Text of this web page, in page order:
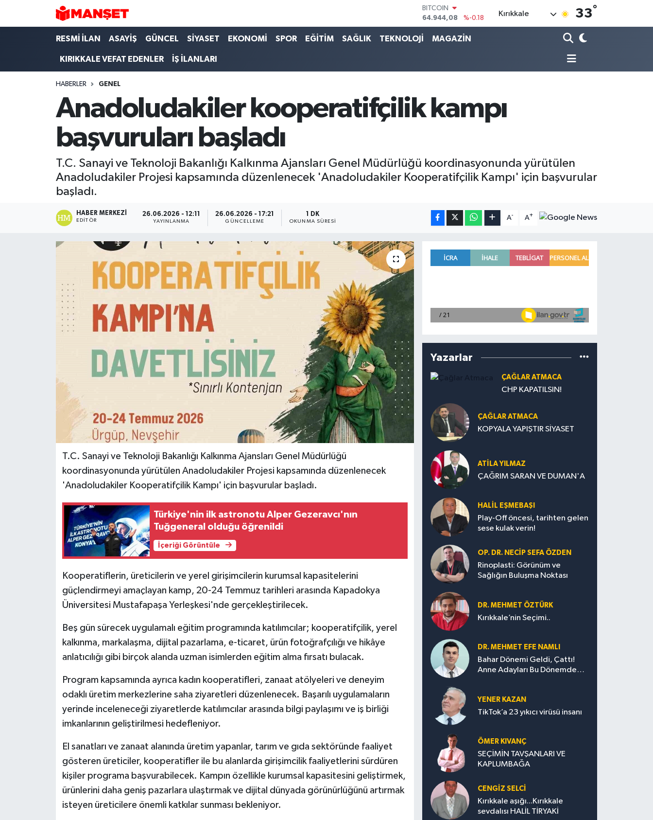
DOLAR
47,7436
%0.18
55,2510
%0.32
GRAM ALTIN
Kırıkkale 33°
RESMİ İLAN ASAYİŞ GÜNCEL SİYASET EKONOMİ SPOR EĞİTİM SAĞLIK TEKNOLOJİ MAGAZİN
KIRIKKALE VEFAT EDENLER İŞ İLANLARI
HABERLER GENEL
Anadoludakiler kooperatifçilik kampı
başvuruları başladı
T.C. Sanayi ve Teknoloji Bakanlığı Kalkınma Ajansları Genel Müdürlüğü koordinasyonunda yürütülen
Anadoludakiler Projesi kapsamında düzenlenecek 'Anadoludakiler Kooperatifçilik Kampı' için başvurular
başladı.
HABER MERKEZI
EDITÖR
26.06.2026 - 12:11
YAYINLANMA
26.06.2026 - 17:21
GÜNCELLEME
1 DK
OKUNMA SÜRESI
A- A+
T.C. Sanayi ve Teknoloji Bakanlığı Kalkınma Ajansları Genel Müdürlüğü
koordinasyonunda yürütülen Anadoludakiler Projesi kapsamında düzenlenecek
'Anadoludakiler Kooperatifçilik Kampı' için başvurular başladı.
Türkiye'nin ilk astronotu Alper Gezeravcı'nın
Tuğgeneral olduğu öğrenildi
İçeriği Görüntüle
Kooperatiflerin, üreticilerin ve yerel girişimcilerin kurumsal kapasitelerini
güçlendirmeyi amaçlayan kamp, 20-24 Temmuz tarihleri arasında Kapadokya
Üniversitesi Mustafapaşa Yerleşkesi'nde gerçekleştirilecek.
Beş gün sürecek uygulamalı eğitim programında katılımcılar; kooperatifçilik, yerel
kalkınma, markalaşma, dijital pazarlama, e-ticaret, ürün fotoğrafçılığı ve hikâye
anlatıcılığı gibi birçok alanda uzman isimlerden eğitim alma fırsatı bulacak.
Program kapsamında ayrıca kadın kooperatifleri, zanaat atölyeleri ve deneyim
odaklı üretim merkezlerine saha ziyaretleri düzenlenecek. Başarılı uygulamaların
yerinde inceleneceği ziyaretlerde katılımcılar arasında bilgi paylaşımı ve iş birliği
imkanlarının geliştirilmesi hedefleniyor.
El sanatları ve zanaat alanında üretim yapanlar, tarım ve gıda sektöründe faaliyet
gösteren üreticiler, kooperatifler ile bu alanlarda girişimcilik faaliyetlerini sürdüren
kişiler programa başvurabilecek. Kampın özellikle kurumsal kapasitesini geliştirmek,
ürünlerini daha geniş pazarlara ulaştırmak ve dijital dünyada görünürlüğünü artırmak
isteyen üreticilere önemli katkılar sunması bekleniyor.
Yazarlar
ÇAĞLAR ATMACA
CHP KAPATILSIN!
ÇAĞLAR ATMACA
KOPYALA YAPIŞTIR SİYASET
ATILA YILMAZ
ÇAĞRIM SARAN VE DUMAN'A
HALIL EŞMEBAŞI
Play-Off öncesi, tarihten gelen
sese kulak verin!
OP. DR. NECIP SEFA ÖZDEN
Rinoplasti: Görünüm ve
Sağlığın Buluşma Noktası
DR. MEHMET ÖZTÜRK
Kırıkkale’nin Seçimi..
DR. MEHMET EFE NAMLI
Bahar Dönemi Geldi, Çattı!
Anne Adayları Bu Dönemde
YENER KAZAN
TikTok’a 23 yıkıcı virüsü insanı
ÖMER KIVANÇ
SEÇİMİN TAVŞANLARI VE
KAPLUMBAĞA
CENGİZ SELCİ
Kırıkkale aşığı...Kırıkkale
sevdalısı HALİL TİRYAKİ
Hava Durumu
Trafik Durumu
Süper Lig Puan Durumu ve Fikstür
Tüm Manşetler
Son Dakika Haberleri
Haber Arşivi